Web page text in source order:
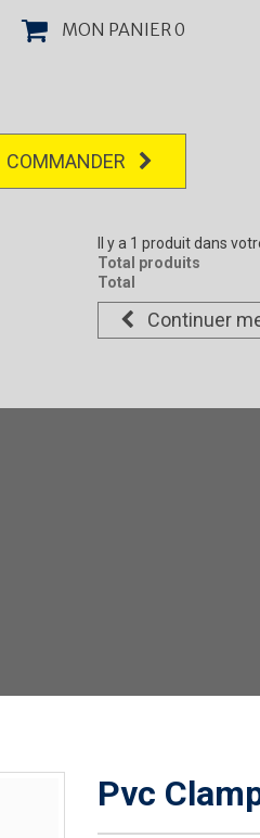
MON PANIER0
COMMANDER
Il y a 1 produit dans
Total produits
Total
Continuer
Pvc